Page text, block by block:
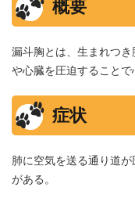
概要
漏斗胸とは、生まれつ
や心臓を圧迫することで
症状
肺に空気を送る通り道
がある。